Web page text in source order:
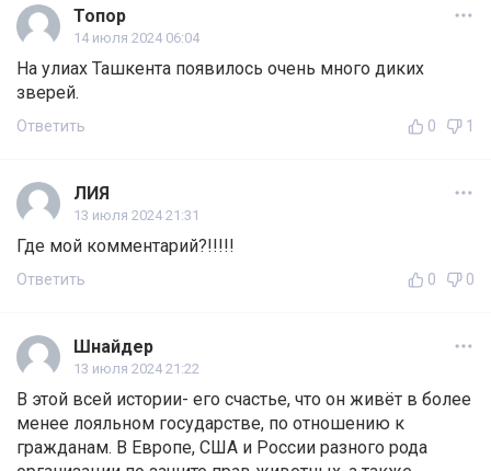
Топор
14 июля 2024 06:04
На улиах Ташкента появилось очень много диких
зверей.
Ответить 0 1
ЛИЯ
13 июля 2024 21:31
Где мой комментарий?!!!!!
Ответить 0 0
Шнайдер
13 июля 2024 21:22
В этой всей истории- его счастье, что он живёт в более
менее лояльном государстве, по отношению к
гражданам. В Европе, США и России разного рода